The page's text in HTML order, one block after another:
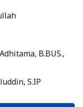
B.BUS.,
S.IP